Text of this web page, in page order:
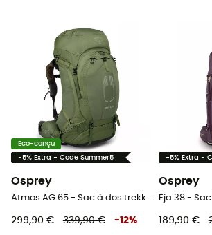
Eco-conçu
-5% Extra - Code Summer5
Osprey
Atmos AG 65 - Sac à dos trekking homme
299,90 € 339,90 € -12%
-5% Extra -
Osprey
189,90 €